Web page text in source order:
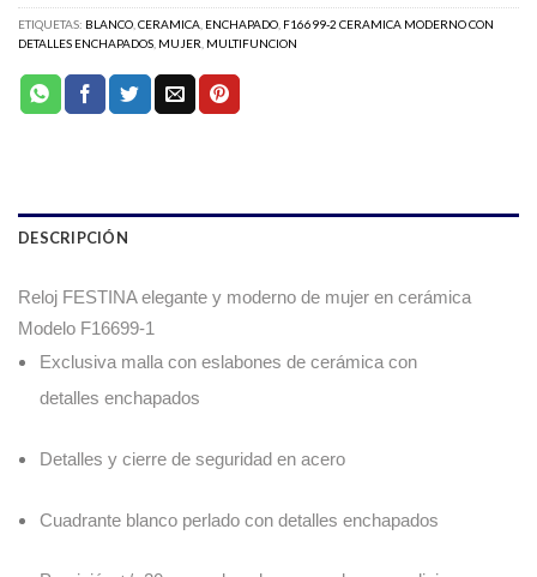
ETIQUETAS: BLANCO CERAMICA ENCHAPADO F16699-2 CERAMICA MODERNO CON
DETALLES ENCHAPADOS MUJER MULTIFUNCION
DESCRIPCIÓN
Reloj FESTINA elegante y moderno de mujer en cerámica
Modelo F16699-1
Exclusiva malla con eslabones de cerámica con
detalles enchapados
Detalles y cierre de seguridad en acero
Cuadrante blanco perlado con detalles enchapados